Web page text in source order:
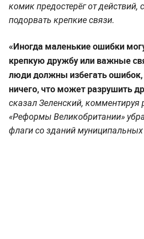
комик предостерёг от действий,
подорвать крепкие связи.
«Иногда маленькие ошибки
крепкую дружбу или важные
люди должны избегать ошибок,
ничего, что может разрушить
сказал Зеленский, комментируя
«Реформы Великобритании»
флаги со зданий муниципальных